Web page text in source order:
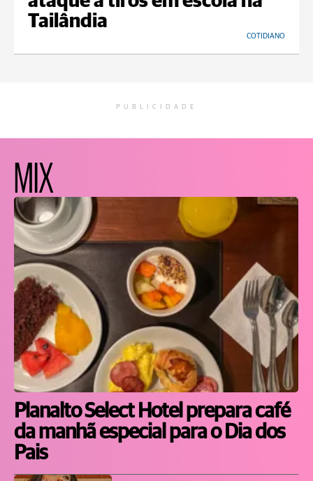
Tailândia
COTIDIANO
PUBLICIDADE
MIX
Planalto Select Hotel prepara café
da manhã especial para o Dia dos
Pais